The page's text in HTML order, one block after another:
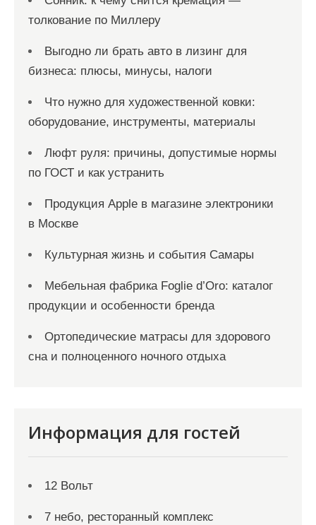
толкование по Миллеру
Выгодно ли брать авто в лизинг для
бизнеса: плюсы, минусы, налоги
Что нужно для художественной ковки:
оборудование, инструменты, материалы
Люфт руля: причины, допустимые нормы
по ГОСТ и как устранить
Продукция Apple в магазине электроники
в Москве
Культурная жизнь и события Самары
Мебельная фабрика Foglie d’Oro: каталог
продукции и особенности бренда
Ортопедические матрасы для здорового
сна и полноценного ночного отдыха
Информация для гостей
12 Вольт
7 небо, ресторанный комплекс